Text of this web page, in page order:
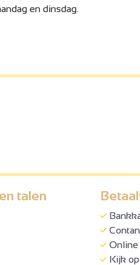
en dinsdag.
talen
Online
Kijk op